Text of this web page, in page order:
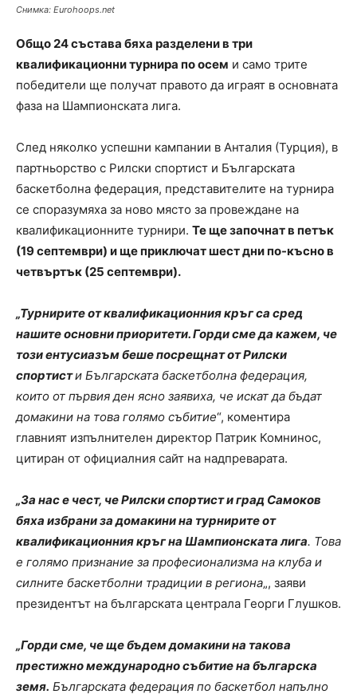
Снимка: Eurohoops.net
Общо 24 състава бяха разделени в три
квалификационни турнира по осем и само трите
победители ще получат правото да играят в основната
фаза на Шампионската лига.
След няколко успешни кампании в Анталия (Турция), в
партньорство с Рилски спортист и Българската
баскетболна федерация, представителите на турнира
се споразумяха за ново място за провеждане на
квалификационните турнири. Те ще започнат в петък
(19 септември) и ще приключат шест дни по-късно в
четвъртък (25 септември).
„Турнирите от квалификационния кръг са сред
нашите основни приоритети. Горди сме да кажем, че
този ентусиазъм беше посрещнат от Рилски
спортисти Българската баскетболна федерация,
които от първия ден ясно заявиха, че искат да бъдат
домакини на това голямо събитие“, коментира
главният изпълнителен директор Патрик Комнинос,
цитиран от официалния сайт на надпреварата.
„За нас е чест, че Рилски спортист и град Самоков
бяха избрани за домакини на турнирите от
квалификационния кръг на Шампионската лига. Това
е голямо признание за професионализма на клуба и
силните баскетболни традиции в региона„, заяви
президентът на българската централа Георги Глушков.
„Горди сме, че ще бъдем домакини на такова
престижно международно събитие на българска
земя. Българската федерация по баскетбол напълно